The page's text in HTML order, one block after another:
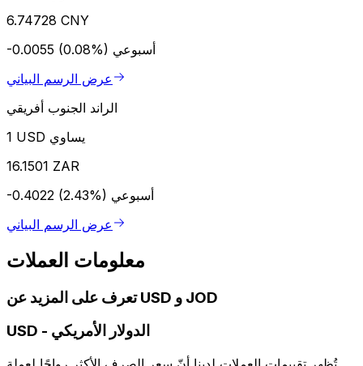
6.74728 CNY
-0.0055 (0.08%) أسبوعي
عرض الرسم البياني
الراند الجنوب أفريقي
1 USD يساوي
16.1501 ZAR
-0.4022 (2.43%) أسبوعي
عرض الرسم البياني
معلومات العملات
تعرف على المزيد عن USD و JOD
USD - الدولار الأمريكي